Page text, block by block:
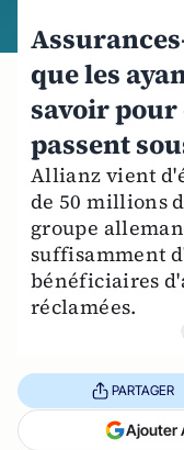
que les
savoir
passent
Allianz vient
de 50 millions
groupe
suffisamment
bénéficiaires
réclamées.
PARTAGER
Ajouter